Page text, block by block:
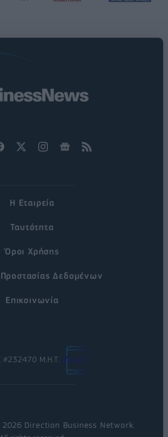
Η Εταιρεία
Ταυτότητα
Όροι Χρήσης
Προστασίας Δεδομένων
Επικοινωνία
#232470 Μ.Η.Τ.
2026 Direction Business Network